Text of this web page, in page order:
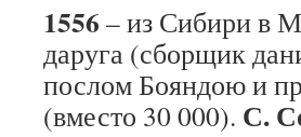
1556 – из Сибири в
даруга (сборщик
послом Бояндою и
(вместо 30 000). С.